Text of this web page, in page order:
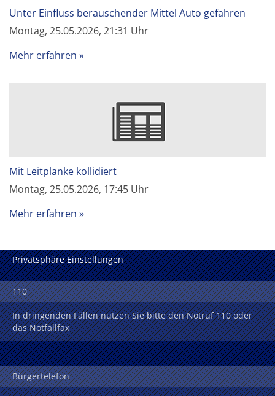
Unter Einfluss berauschender Mittel Auto gefahren
Montag, 25.05.2026, 21:31 Uhr
Mehr erfahren
Mit Leitplanke kollidiert
Montag, 25.05.2026, 17:45 Uhr
Mehr erfahren
Privatsphäre Einstellungen
110
In dringenden Fällen nutzen Sie bitte den Notruf 110 oder
das Notfallfax
Bürgertelefon